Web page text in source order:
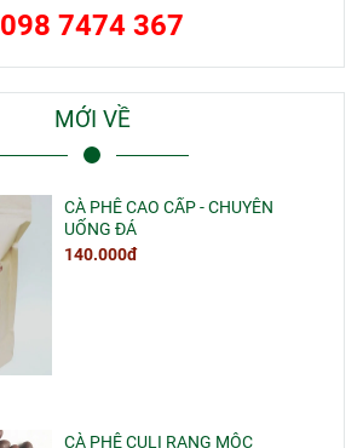
098 7474 367
MỚI VỀ
CÀ PHÊ CAO CẤP - CHUYÊN
UỐNG ĐÁ
140.000đ
CÀ PHÊ CULI RANG MỘC